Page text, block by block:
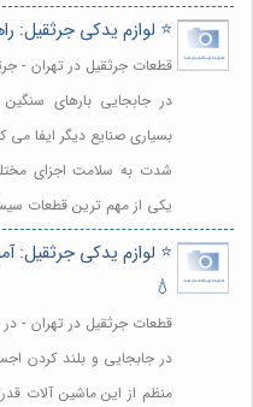
⭐️ لوازم یدکی جرثقیل:
قطعات جرثقیل در تهران -
در جابجایی بارهای سنگین
بسیاری صنایع دیگر ایفا می
شدت به سلامت اجزای
یکی از مهم ترین قطعات
⭐️ لوازم یدکی جرثقیل:
💧
قطعات جرثقیل در تهران -
در جابجایی و بلند کردن
منظم از این ماشین آلات